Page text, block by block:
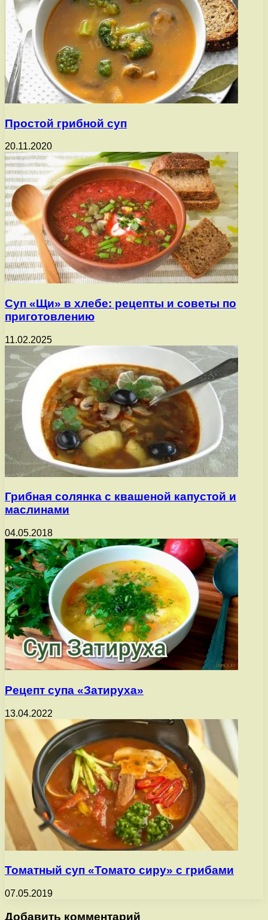
Простой грибной суп
20.11.2020
Суп «Щи» в хлебе: рецепты и советы по
приготовлению
11.02.2025
Грибная солянка с квашеной капустой и
маслинами
04.05.2018
Рецепт супа «Затируха»
13.04.2022
Томатный суп «Томато сиру» с грибами
07.05.2019
Добавить комментарий